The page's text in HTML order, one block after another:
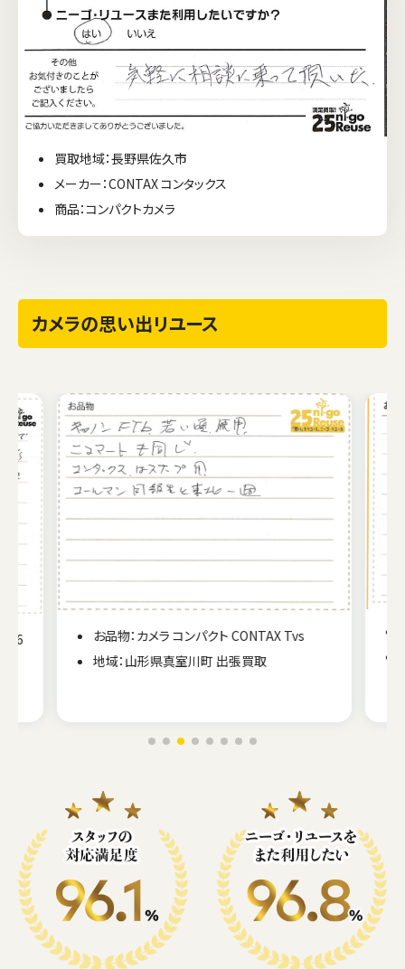
買取地域：長野県佐久市
メーカー：CONTAX コンタックス
商品：コンパクトカメラ
カメラの思い出リユース
M6
お品物：カメラ コンパクト CONTAX Tvs
地域：山形県真室川町 出張買取